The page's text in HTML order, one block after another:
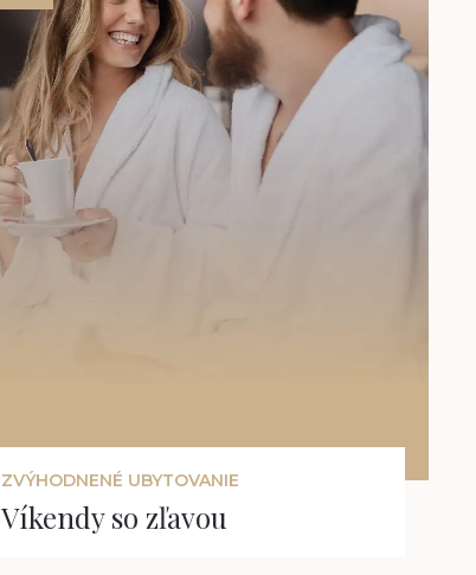
ZVÝHODNENÉ UBYTOVANIE
Víkendy so zľavou